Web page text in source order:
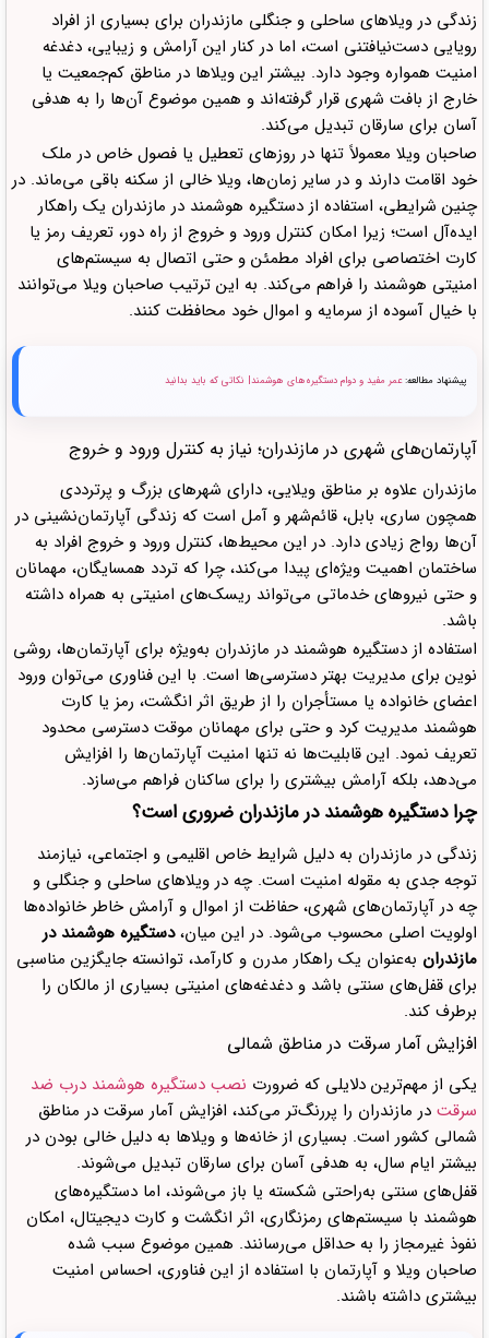
زندگی در ویلاهای ساحلی و جنگلی مازندران برای بسیاری از افراد
رویایی دست‌نیافتنی است، اما در کنار این آرامش و زیبایی، دغدغه
امنیت همواره وجود دارد. بیشتر این ویلاها در مناطق کم‌جمعیت یا
خارج از بافت شهری قرار گرفته‌اند و همین موضوع آن‌ها را به هدفی
آسان برای سارقان تبدیل می‌کند.
صاحبان ویلا معمولاً تنها در روزهای تعطیل یا فصول خاص در ملک
خود اقامت دارند و در سایر زمان‌ها، ویلا خالی از سکنه باقی می‌ماند. در
چنین شرایطی، استفاده از دستگیره هوشمند در مازندران یک راهکار
ایده‌آل است؛ زیرا امکان کنترل ورود و خروج از راه دور، تعریف رمز یا
کارت اختصاصی برای افراد مطمئن و حتی اتصال به سیستم‌های
امنیتی هوشمند را فراهم می‌کند. به این ترتیب صاحبان ویلا می‌توانند
با خیال آسوده از سرمایه و اموال خود محافظت کنند.
پیشنهاد مطالعه:عمر مفید و دوام دستگیره‌های هوشمند| نکاتی که باید بدانید
آپارتمان‌های شهری در مازندران؛ نیاز به کنترل ورود و خروج
مازندران علاوه بر مناطق ویلایی، دارای شهرهای بزرگ و پرترددی
همچون ساری، بابل، قائم‌شهر و آمل است که زندگی آپارتمان‌نشینی در
آن‌ها رواج زیادی دارد. در این محیط‌ها، کنترل ورود و خروج افراد به
ساختمان اهمیت ویژه‌ای پیدا می‌کند، چرا که تردد همسایگان، مهمانان
و حتی نیروهای خدماتی می‌تواند ریسک‌های امنیتی به همراه داشته
باشد.
استفاده از دستگیره هوشمند در مازندران به‌ویژه برای آپارتمان‌ها، روشی
نوین برای مدیریت بهتر دسترسی‌ها است. با این فناوری می‌توان ورود
اعضای خانواده یا مستأجران را از طریق اثر انگشت، رمز یا کارت
هوشمند مدیریت کرد و حتی برای مهمانان موقت دسترسی محدود
تعریف نمود. این قابلیت‌ها نه تنها امنیت آپارتمان‌ها را افزایش
می‌دهد، بلکه آرامش بیشتری را برای ساکنان فراهم می‌سازد.
چرا دستگیره هوشمند در مازندران ضروری است؟
زندگی در مازندران به دلیل شرایط خاص اقلیمی و اجتماعی، نیازمند
توجه جدی به مقوله امنیت است. چه در ویلاهای ساحلی و جنگلی و
چه در آپارتمان‌های شهری، حفاظت از اموال و آرامش خاطر خانواده‌ها
اولویت اصلی محسوب می‌شود. در این میان،دستگیره هوشمند در
مازندران به‌عنوان یک راهکار مدرن و کارآمد، توانسته جایگزین مناسبی
برای قفل‌های سنتی باشد و دغدغه‌های امنیتی بسیاری از مالکان را
برطرف کند.
افزایش آمار سرقت در مناطق شمالی
یکی از مهم‌ترین دلایلی که ضرورت نصب دستگیره هوشمند درب ضد
سرقت در مازندران را پررنگ‌تر می‌کند، افزایش آمار سرقت در مناطق
شمالی کشور است. بسیاری از خانه‌ها و ویلاها به دلیل خالی بودن در
بیشتر ایام سال، به هدفی آسان برای سارقان تبدیل می‌شوند.
قفل‌های سنتی به‌راحتی شکسته یا باز می‌شوند، اما دستگیره‌های
هوشمند با سیستم‌های رمزنگاری، اثر انگشت و کارت دیجیتال، امکان
نفوذ غیرمجاز را به حداقل می‌رسانند. همین موضوع سبب شده
صاحبان ویلا و آپارتمان با استفاده از این فناوری، احساس امنیت
بیشتری داشته باشند.